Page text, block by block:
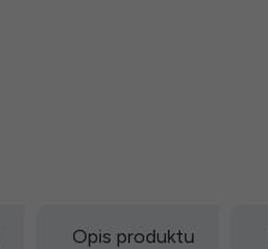
Opis produktu